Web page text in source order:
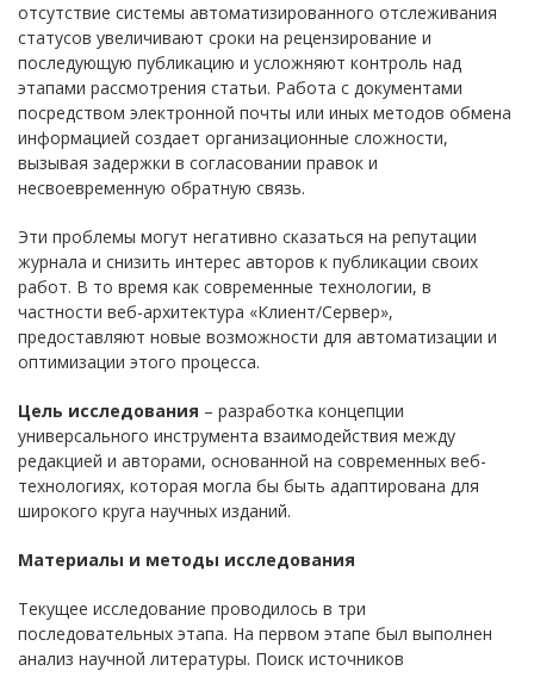
отсутствие системы автоматизированного отслеживания
статусов увеличивают сроки на рецензирование и
последующую публикацию и усложняют контроль над
этапами рассмотрения статьи. Работа с документами
посредством электронной почты или иных методов обмена
информацией создает организационные сложности,
вызывая задержки в согласовании правок и
несвоевременную обратную связь.
Эти проблемы могут негативно сказаться на репутации
журнала и снизить интерес авторов к публикации своих
работ. В то время как современные технологии, в
частности веб-архитектура «Клиент/Сервер»,
предоставляют новые возможности для автоматизации и
оптимизации этого процесса.
Цель исследования – разработка концепции
универсального инструмента взаимодействия между
редакцией и авторами, основанной на современных веб-
технологиях, которая могла бы быть адаптирована для
широкого круга научных изданий.
Материалы и методы исследования
Текущее исследование проводилось в три
последовательных этапа. На первом этапе был выполнен
анализ научной литературы. Поиск источников